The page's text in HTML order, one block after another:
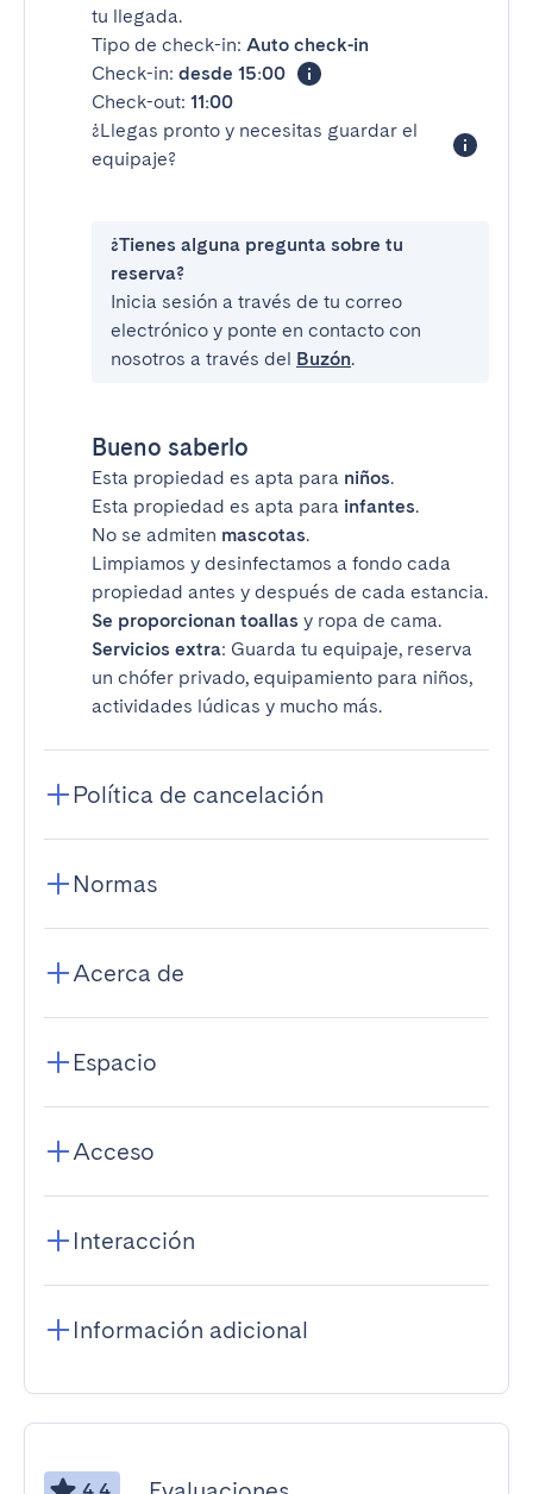
tu llegada.
Tipo de check-in: Auto check-in
Check-in: desde 15:00
Check-out: 11:00
¿Llegas pronto y necesitas guardar el
equipaje?
¿Tienes alguna pregunta sobre tu
reserva?
Inicia sesión a través de tu correo
electrónico y ponte en contacto con
nosotros a través del Buzón.
Bueno saberlo
Esta propiedad es apta para niños.
Esta propiedad es apta para infantes.
No se admiten mascotas.
Limpiamos y desinfectamos a fondo cada
propiedad antes y después de cada estancia.
Se proporcionan toallas y ropa de cama.
Servicios extra: Guarda tu equipaje, reserva
un chófer privado, equipamiento para niños,
actividades lúdicas y mucho más.
Política de cancelación
Normas
Acerca de
Espacio
Acceso
Interacción
Información adicional